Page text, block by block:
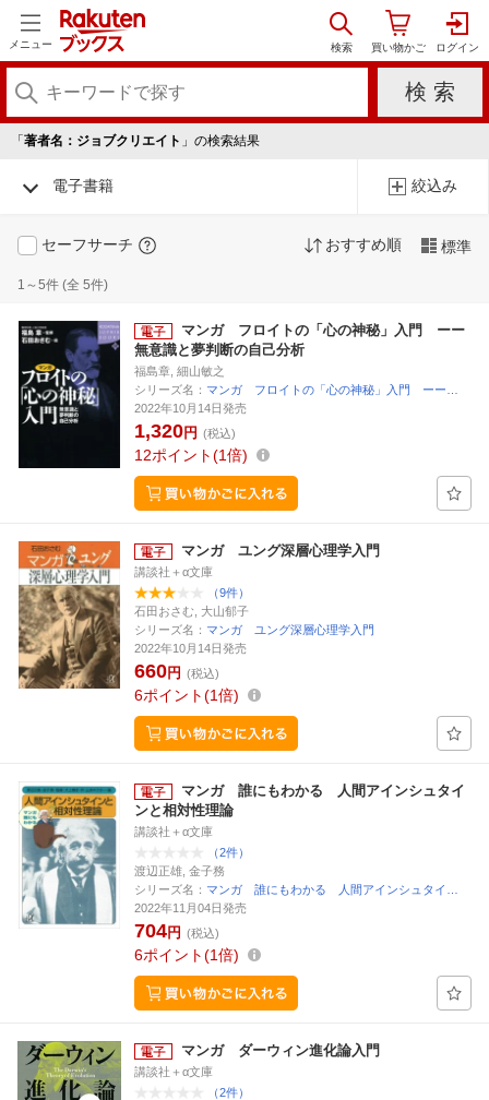
メニュー
「 著者名：ジョブクリエイト 」の検索結果
電子書籍 絞込み
セーフサーチ おすすめ順 標準
1～5件 (全 5件)
マンガ フロイトの「心の神秘」入門 ーー
無意識と夢判断の自己分析
福島章, 細山敏之
シリーズ名： マンガ フロイトの「心の神秘」入門 ーー…
2022年10月14日発売
1,320円 (税込)
12ポイント 1倍
マンガ ユング深層心理学入門
講談社＋α文庫
（9件）
石田おさむ, 大山郁子
シリーズ名： マンガ ユング深層心理学入門
2022年10月14日発売
660円 (税込)
6ポイント 1倍
マンガ 誰にもわかる 人間アインシュタイ
ンと相対性理論
講談社＋α文庫
（2件）
渡辺正雄, 金子務
シリーズ名： マンガ 誰にもわかる 人間アインシュタイ…
2022年11月04日発売
704円 (税込)
6ポイント 1倍
マンガ ダーウィン進化論入門
講談社＋α文庫
（2件）